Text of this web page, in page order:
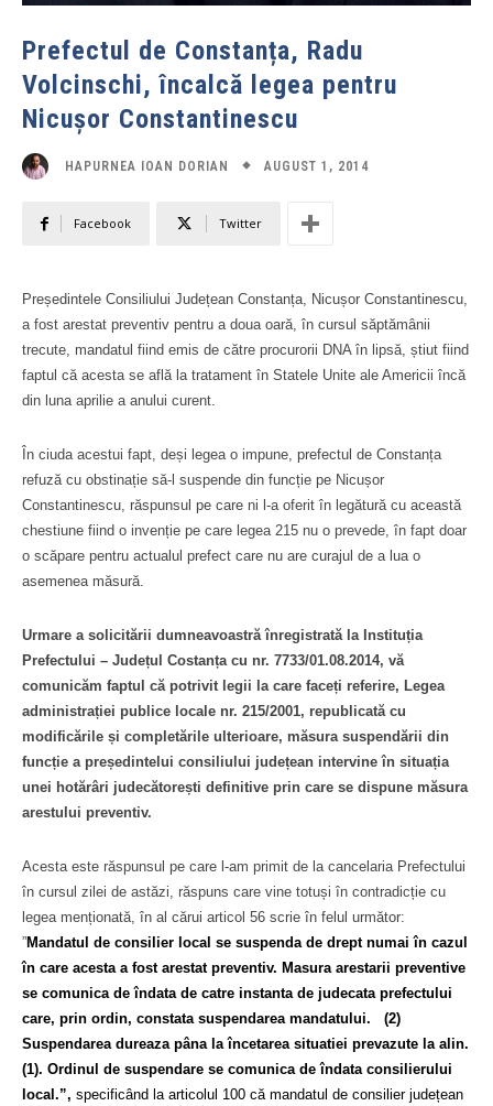
Prefectul de Constanța, Radu
Volcinschi, încalcă legea pentru
Nicușor Constantinescu
HAPURNEA IOAN DORIAN AUGUST 1, 2014
Facebook Twitter
Președintele Consiliului Județean Constanța, Nicușor Constantinescu,
a fost arestat preventiv pentru a doua oară, în cursul săptămânii
trecute, mandatul fiind emis de către procurorii DNA în lipsă, știut fiind
faptul că acesta se află la tratament în Statele Unite ale Americii încă
din luna aprilie a anului curent.
În ciuda acestui fapt, deși legea o impune, prefectul de Constanța
refuză cu obstinație să-l suspende din funcție pe Nicușor
Constantinescu, răspunsul pe care ni l-a oferit în legătură cu această
chestiune fiind o invenție pe care legea 215 nu o prevede, în fapt doar
o scăpare pentru actualul prefect care nu are curajul de a lua o
asemenea măsură.
Urmare a solicitării dumneavoastră înregistrată la Instituția
Prefectului – Județul Costanța cu nr. 7733/01.08.2014, vă
comunicăm faptul că potrivit legii la care faceți referire, Legea
administrației publice locale nr. 215/2001, republicată cu
modificările și completările ulterioare, măsura suspendării din
funcție a președintelui consiliului județean intervine în situația
unei hotărâri judecătorești definitive prin care se dispune măsura
arestului preventiv.
Acesta este răspunsul pe care l-am primit de la cancelaria Prefectului
în cursul zilei de astăzi, răspuns care vine totuși în contradicție cu
legea menționată, în al cărui articol 56 scrie în felul următor:
”Mandatul de consilier local se suspenda de drept numai în cazul
în care acesta a fost arestat preventiv. Masura arestarii preventive
se comunica de îndata de catre instanta de judecata prefectului
care, prin ordin, constata suspendarea mandatului. (2)
Suspendarea dureaza pâna la încetarea situatiei prevazute la alin.
(1). Ordinul de suspendare se comunica de îndata consilierului
local.”, specificând la articolul 100 că mandatul de consilier județean